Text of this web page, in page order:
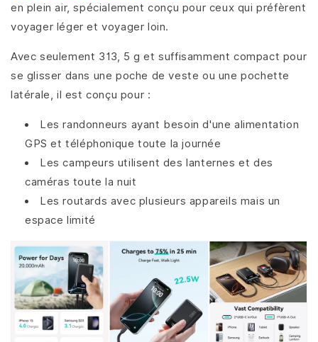
en plein air, spécialement conçu pour ceux qui préfèrent
voyager léger et voyager loin.
Avec seulement 313, 5 g et suffisamment compact pour
se glisser dans une poche de veste ou une pochette
latérale, il est conçu pour :
Les randonneurs ayant besoin d'une alimentation
GPS et téléphonique toute la journée
Les campeurs utilisent des lanternes et des
caméras toute la nuit
Les routards avec plusieurs appareils mais un
espace limité